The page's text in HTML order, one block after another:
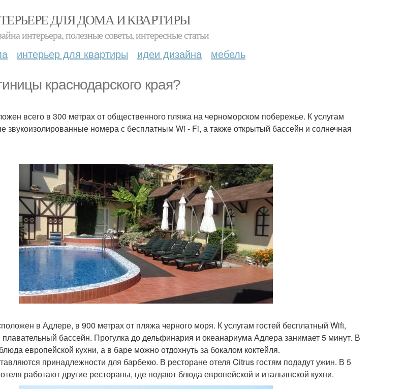
ДЛЯ ДОМА И КВАРТИРЫ
интерьера, полезные советы, интересные статьи
интерьер для квартиры идеи дизайна мебель
краснодарского края?
всего в 300 метрах от общественного пляжа на черноморском побережье. К услугам
звукоизолированные номера с бесплатным Wi - Fi, а также открытый бассейн и солнечная
в Адлере, в 900 метрах от пляжа черного моря. К услугам гостей бесплатный Wifi,
бассейн. Прогулка до дельфинария и океанариума Адлера занимает 5 минут. В
европейской кухни, а в баре можно отдохнуть за бокалом коктейля.
принадлежности для барбекю. В ресторане отеля Citrus гостям подадут ужин. В 5
работают другие рестораны, где подают блюда европейской и итальянской кухни.